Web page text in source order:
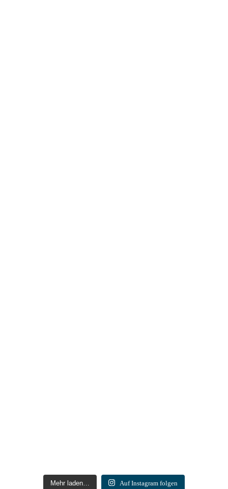
Mehr laden… Auf Instagram folgen